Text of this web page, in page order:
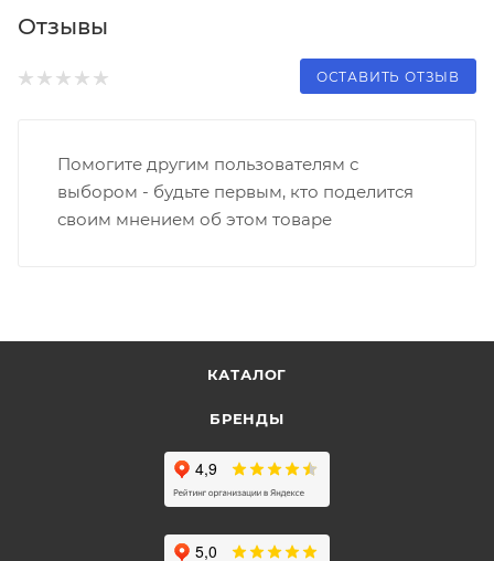
Отзывы
ОСТАВИТЬ ОТЗЫВ
Помогите другим пользователям с
выбором - будьте первым, кто поделится
своим мнением об этом товаре
КАТАЛОГ
БРЕНДЫ